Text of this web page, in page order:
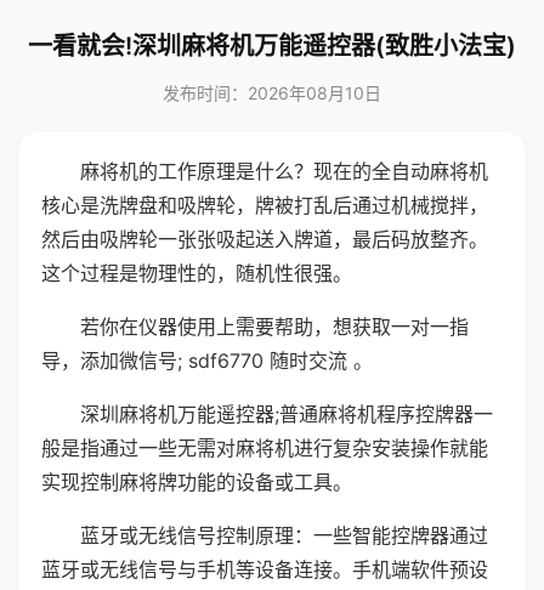
一看就会!深圳麻将机万能遥控器(致胜小法宝)
发布时间：2026年08月10日
麻将机的工作原理是什么？现在的全自动麻将机
核心是洗牌盘和吸牌轮，牌被打乱后通过机械搅拌，
然后由吸牌轮一张张吸起送入牌道，最后码放整齐。
这个过程是物理性的，随机性很强。
若你在仪器使用上需要帮助，想获取一对一指
导，添加微信号; sdf6770 随时交流 。
深圳麻将机万能遥控器;普通麻将机程序控牌器一
般是指通过一些无需对麻将机进行复杂安装操作就能
实现控制麻将牌功能的设备或工具。
蓝牙或无线信号控制原理：一些智能控牌器通过
蓝牙或无线信号与手机等设备连接。手机端软件预设